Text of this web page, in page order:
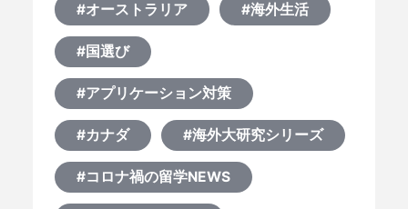
#オーストラリア #海外生活
#国選び
#アプリケーション対策
#カナダ #海外大研究シリーズ
#コロナ禍の留学NEWS